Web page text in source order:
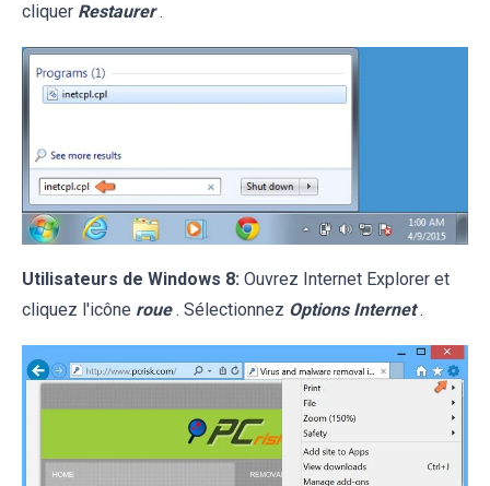
cliquer Restaurer .
Utilisateurs de Windows 8: Ouvrez Internet Explorer et
cliquez l'icône roue . Sélectionnez Options Internet .